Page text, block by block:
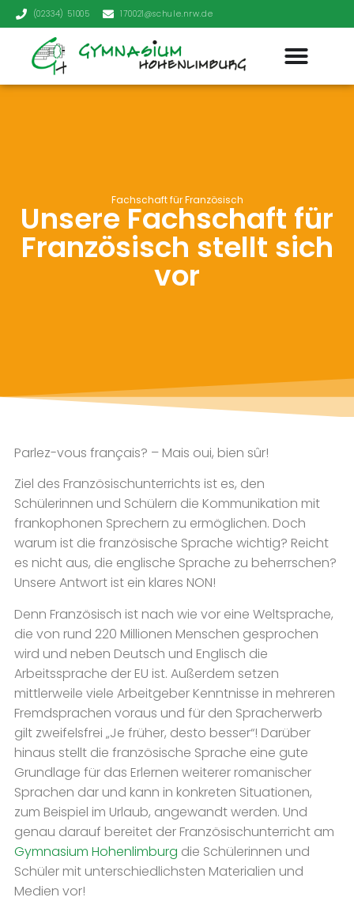
(02334) 51005 170021@schule.nrw.de
Fachschaft für Französisch
Unsere Fachschaft für
Französisch stellt sich
vor
Parlez-vous français? – Mais oui, bien sûr!
Ziel des Französischunterrichts ist es, den
Schülerinnen und Schülern die Kommunikation mit
frankophonen Sprechern zu ermöglichen. Doch
warum ist die französische Sprache wichtig? Reicht
es nicht aus, die englische Sprache zu beherrschen?
Unsere Antwort ist ein klares NON!
Denn Französisch ist nach wie vor eine Weltsprache,
die von rund 220 Millionen Menschen gesprochen
wird und neben Deutsch und Englisch die
Arbeitssprache der EU ist. Außerdem setzen
mittlerweile viele Arbeitgeber Kenntnisse in mehreren
Fremdsprachen voraus und für den Spracherwerb
gilt zweifelsfrei „Je früher, desto besser“! Darüber
hinaus stellt die französische Sprache eine gute
Grundlage für das Erlernen weiterer romanischer
Sprachen dar und kann in konkreten Situationen,
zum Beispiel im Urlaub, angewandt werden. Und
genau darauf bereitet der Französischunterricht am
Gymnasium Hohenlimburg die Schülerinnen und
Schüler mit unterschiedlichsten Materialien und
Medien vor!